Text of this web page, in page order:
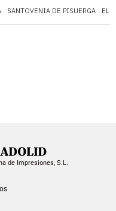
SANTOVENIA DE PISUERGA EL
de Impresiones, S.L.